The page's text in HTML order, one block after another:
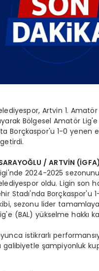
Artvin 1.
Bölgesel Amatör Lig'e
Borçkaspor'u 1-0 yenen
/ ARTVİN
2024-2025
oldu. Ligin son
Stadı'nda Borçkaspor'u
sezonu lider
(BAL) yükselme hakkı
istikrarlı
galibiyetle şampiyonluk